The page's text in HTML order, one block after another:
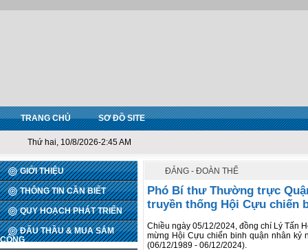
TRANG CHỦ SƠ ĐỒ SITE
Thứ hai, 10/8/2026-2:45 AM
GIỚI THIỆU
THÔNG TIN CẦN BIẾT
QUY HOẠCH PHÁT TRIỂN
ĐẤU THẦU & MUA SẮM
CÔNG
ĐẢNG - ĐOÀN THỂ
Phó Bí thư Thường trực
truyền thống Hội Cựu chiến
Chiều ngày 05/12/2024, đồng chí Lý Tấn
mừng Hội Cựu chiến binh quận nhân kỷ
(06/12/1989 - 06/12/2024).